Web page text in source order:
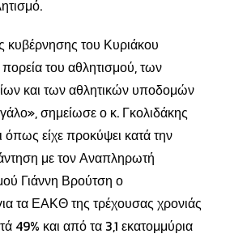
κυβέρνησης του Κυριάκου
του αθλητισμού, των
και των αθλητικών υποδομών
σημείωσε ο κ. Γκολιδάκης
όπως είχε προκύψει κατά την
με τον Αναπληρωτή
Γιάννη Βρούτση ο
τα ΕΑΚΘ τηςτρέχουσας χρονιάς
49% και από τα 3,1 εκατομμύρια